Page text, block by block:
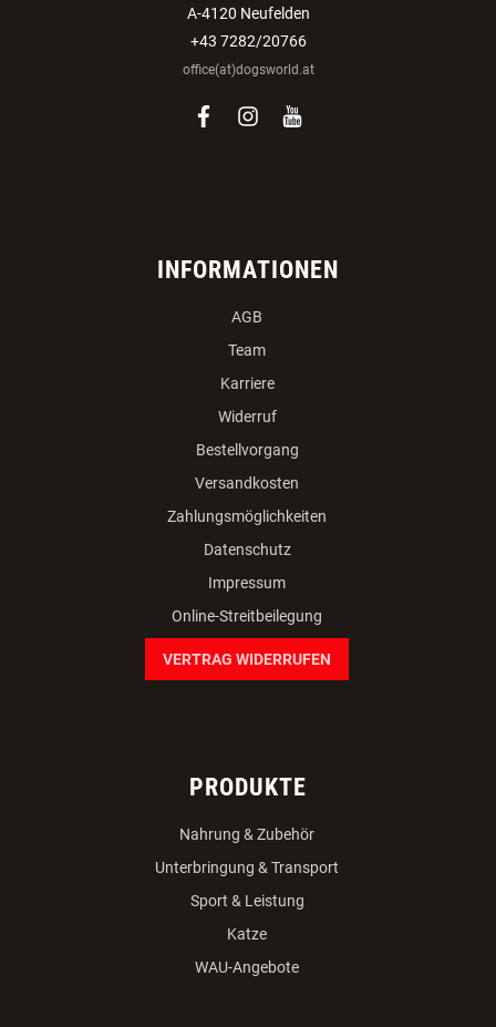
A-4120 Neufelden
+43 7282/20766
office(at)dogsworld.at
facebook
instagram
youtube
INFORMATIONEN
AGB
Team
Karriere
Widerruf
Bestellvorgang
Versandkosten
Zahlungsmöglichkeiten
Datenschutz
Impressum
Online-Streitbeilegung
VERTRAG WIDERRUFEN
PRODUKTE
Nahrung & Zubehör
Unterbringung & Transport
Sport & Leistung
Katze
WAU-Angebote